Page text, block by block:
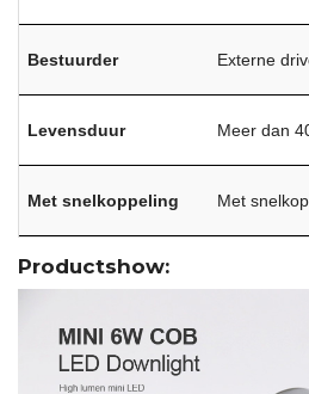
Bestuurder Externe
Levensduur Meer dan
Met snelkoppeling Met
Productshow: